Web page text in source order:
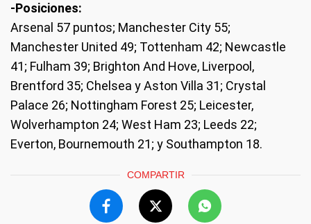
-Posiciones:
Arsenal 57 puntos; Manchester City 55;
Manchester United 49; Tottenham 42; Newcastle
41; Fulham 39; Brighton And Hove, Liverpool,
Brentford 35; Chelsea y Aston Villa 31; Crystal
Palace 26; Nottingham Forest 25; Leicester,
Wolverhampton 24; West Ham 23; Leeds 22;
Everton, Bournemouth 21; y Southampton 18.
COMPARTIR